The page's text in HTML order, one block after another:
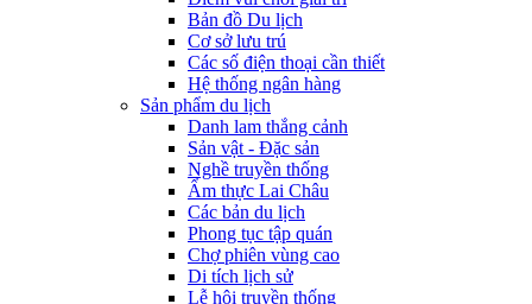
Bản đồ Du lịch
Cơ sở lưu trú
Các số điện thoại cần thiết
Hệ thống ngân hàng
Sản phẩm du lịch
Danh lam thắng cảnh
Sản vật - Đặc sản
Nghề truyền thống
Ẩm thực Lai Châu
Các bản du lịch
Phong tục tập quán
Chợ phiên vùng cao
Di tích lịch sử
Lễ hội truyền thống